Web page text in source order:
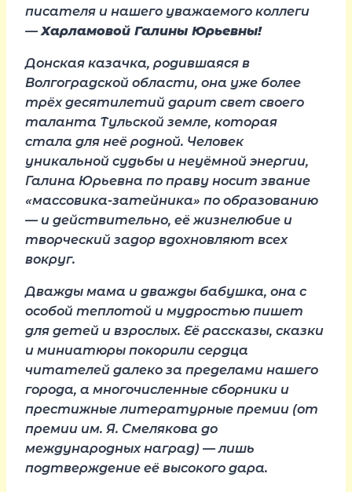
писателя и нашего уважаемого коллеги
—Харламовой Галины Юрьевны!
Донская казачка, родившаяся в
Волгоградской области, она уже более
трёх десятилетий дарит свет своего
таланта Тульской земле, которая
стала для неё родной. Человек
уникальной судьбы и неуёмной энергии,
Галина Юрьевна по праву носит звание
«массовика-затейника» по образованию
— и действительно, её жизнелюбие и
творческий задор вдохновляют всех
вокруг.
Дважды мама и дважды бабушка, она с
особой теплотой и мудростью пишет
для детей и взрослых. Её рассказы, сказки
и миниатюры покорили сердца
читателей далеко за пределами нашего
города, а многочисленные сборники и
престижные литературные премии (от
премии им. Я. Смелякова до
международных наград) — лишь
подтверждение её высокого дара.